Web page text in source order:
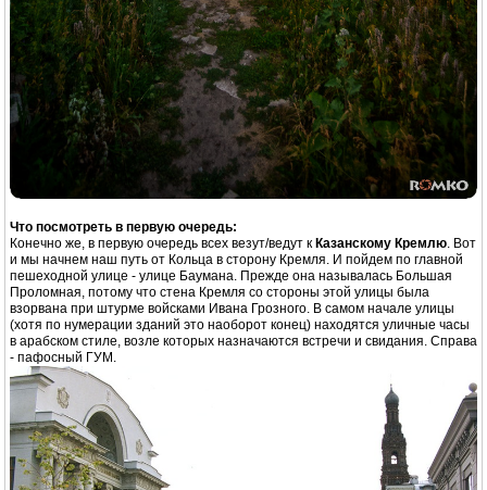
Что посмотреть в первую очередь:
Конечно же, в первую очередь всех везут/ведут к Казанскому Кремлю. Вот
и мы начнем наш путь от Кольца в сторону Кремля. И пойдем по главной
пешеходной улице - улице Баумана. Прежде она называлась Большая
Проломная, потому что стена Кремля со стороны этой улицы была
взорвана при штурме войсками Ивана Грозного. В самом начале улицы
(хотя по нумерации зданий это наоборот конец) находятся уличные часы
в арабском стиле, возле которых назначаются встречи и свидания. Справа
- пафосный ГУМ.